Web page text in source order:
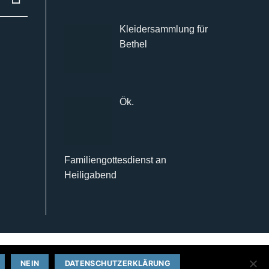
Kleidersammlung für
Bethel
Ök.
Familiengottesdienst an
Heiligabend
NEIN DATENSCHUTZERKLÄRUNG